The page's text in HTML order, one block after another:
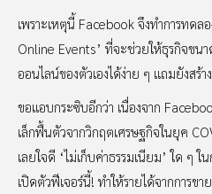
เพราะเหตุนี้ Facebook จึงทำการทดล
Online Events’ ที่จะช่วยให้ธุรกิจขนา
ออนไลน์ของตัวเองได้ง่าย ๆ แถมยังสร้
ขอแอบกระซิบอีกว่า เนื่องจาก
เล็กฟื้นตัวจากวิกฤตเศรษฐกิจในยุค
เลยใจดี ‘ไม่เก็บค่าธรรมเนียม’ ใด ๆ ใ
เปิดตัวฟีเจอร์นี้! ทำให้รายได้จากการขา